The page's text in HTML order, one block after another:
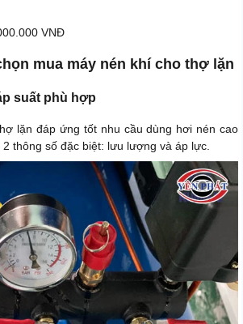
VNĐ
mua máy nén khí cho thợ lặn
suất phù hợp
lặn đáp ứng tốt nhu cầu dùng hơi nén cao
thông số đặc biệt: lưu lượng và áp lực.